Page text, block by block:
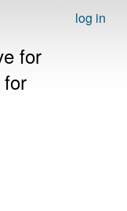
log in
for